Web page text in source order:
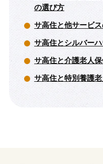
の選び方
サ高住と他サービ
サ高住とシルバー
サ高住と介護老人保
サ高住と特別養護